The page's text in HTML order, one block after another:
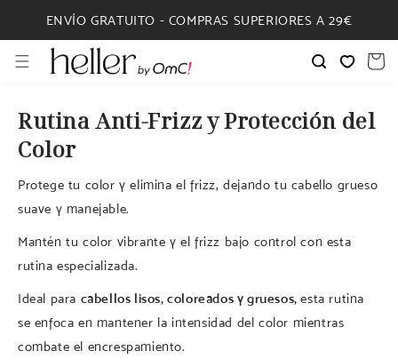
DIRECTAMENTE
ENVÍO GRATUITO - COMPRAS SUPERIORES A 29€
Carrito
Rutina Anti-Frizz y Protección del
Color
Protege tu color y elimina el frizz, dejando tu cabello grueso
suave y manejable.
Mantén tu color vibrante y el frizz bajo control con esta
rutina especializada.
Ideal para cabellos lisos, coloreados y gruesos,esta rutina
se enfoca en mantener la intensidad del color mientras
combate el encrespamiento.